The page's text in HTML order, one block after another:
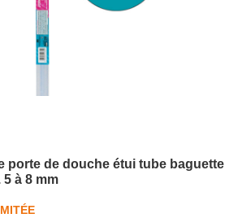
porte de douche étui tube baguette
5 à 8 mm